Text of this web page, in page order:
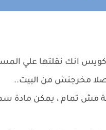
انك نقلتها علي
مخرجتش من البيت..
مش تمام ، يمكن مادة